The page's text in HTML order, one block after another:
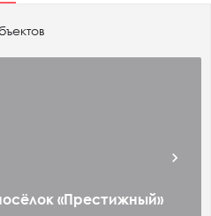
«Престижный»